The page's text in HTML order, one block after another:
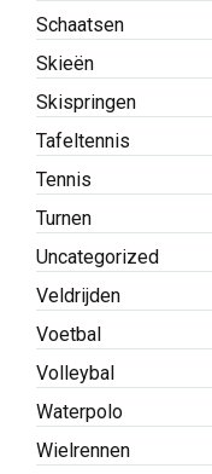
Schaatsen
Skieën
Skispringen
Tafeltennis
Tennis
Turnen
Uncategorized
Veldrijden
Voetbal
Volleybal
Waterpolo
Wielrennen